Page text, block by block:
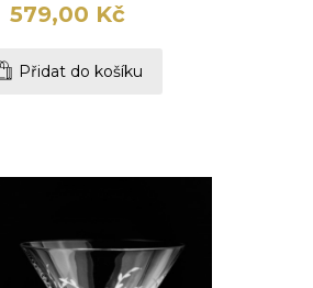
579,00 Kč
Přidat do košíku